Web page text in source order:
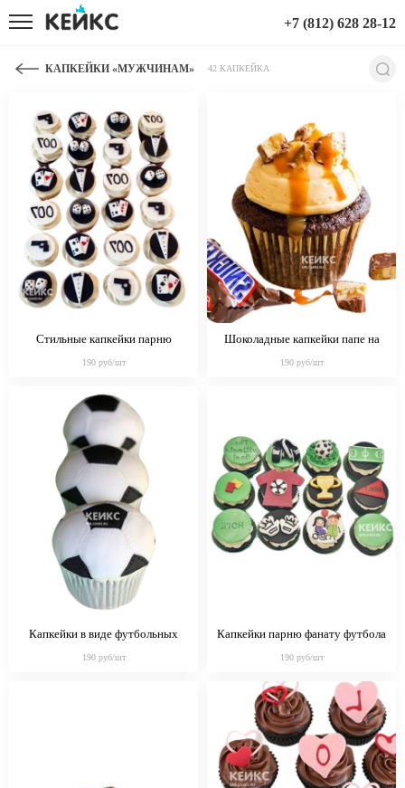
+7 (812) 628 28-12
КАПКЕЙКИ «МУЖЧИНАМ» 42 КАПКЕЙКА
Стильные капкейки парню
190 руб/шт
Шоколадные капкейки папе на
190 руб/шт
Капкейки в виде футбольных
190 руб/шт
Капкейки парню фанату футбола
190 руб/шт